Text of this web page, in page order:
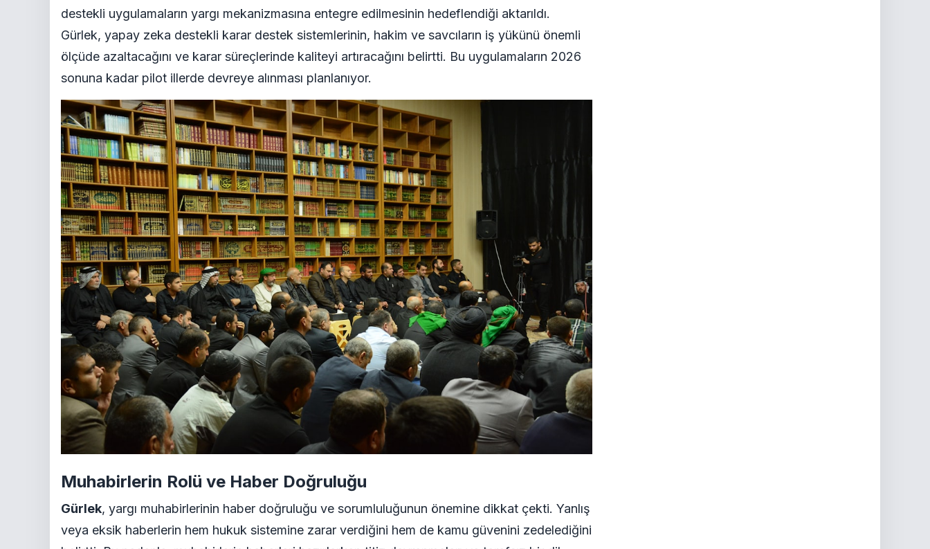
destekli uygulamaların yargı mekanizmasına entegre edilmesinin hedeflendiği aktarıldı.
Gürlek, yapay zeka destekli karar destek sistemlerinin, hakim ve savcıların iş yükünü önemli
ölçüde azaltacağını ve karar süreçlerinde kaliteyi artıracağını belirtti. Bu uygulamaların 2026
sonuna kadar pilot illerde devreye alınması planlanıyor.
Muhabirlerin Rolü ve Haber Doğruluğu
Gürlek, yargı muhabirlerinin haber doğruluğu ve sorumluluğunun önemine dikkat çekti. Yanlış
veya eksik haberlerin hem hukuk sistemine zarar verdiğini hem de kamu güvenini zedelediğini